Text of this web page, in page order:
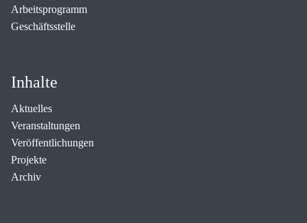
Arbeitsprogramm
Geschäftsstelle
Inhalte
Aktuelles
Veranstaltungen
Veröffentlichungen
Projekte
Archiv